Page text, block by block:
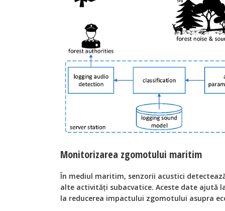
Monitorizarea zgomotului maritim
În mediul maritim, senzorii acustici
alte activități subacvatice. Aceste date ajută
la reducerea impactului zgomotului asupra